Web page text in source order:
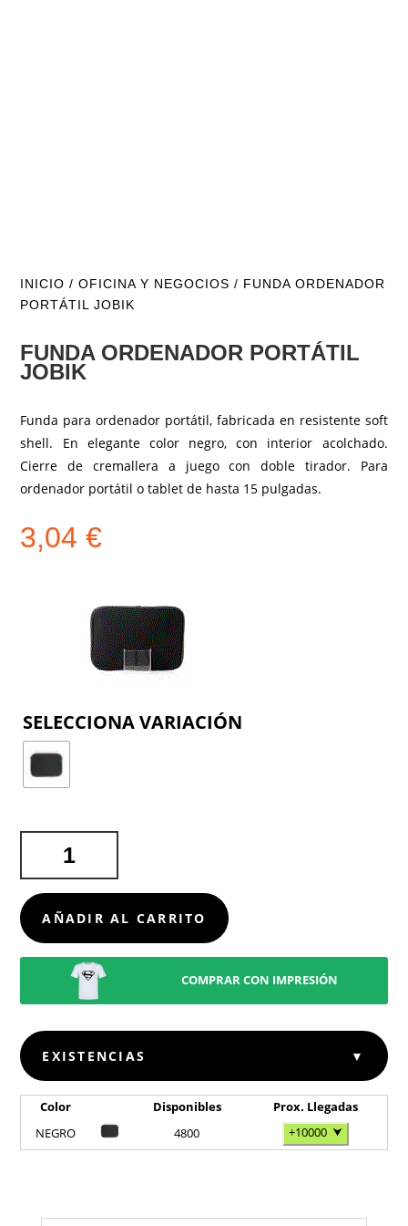
INICIO /OFICINA Y NEGOCIOS / FUNDA ORDENADOR
PORTÁTIL JOBIK
FUNDA ORDENADOR PORTÁTIL
JOBIK
Funda para ordenador portátil, fabricada en resistente soft
shell. En elegante color negro, con interior acolchado.
Cierre de cremallera a juego con doble tirador. Para
ordenador portátil o tablet de hasta 15 pulgadas.
3,04€
ORDENADOR
PORTÁTIL
JOBIK
CANTIDAD
AÑADIR AL CARRITO
COMPRAR CON IMPRESIÓN
EXISTENCIAS ▼
Color Disponibles
Prox. Llegadas
NEGRO
4800 +10000 ⮟